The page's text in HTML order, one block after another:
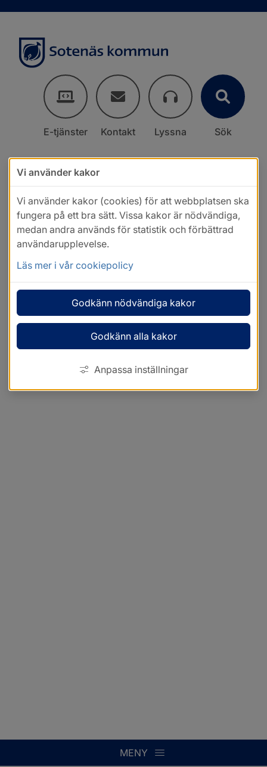
E-tjänster Kontakt Lyssna Sök
MENY
Vi använder kakor
Vi använder kakor (cookies) för att webbplatsen ska
fungera på ett bra sätt. Vissa kakor är nödvändiga,
medan andra används för statistik och förbättrad
användarupplevelse.
Läs mer i vår cookiepolicy
Godkänn nödvändiga kakor
Godkänn alla kakor
Anpassa inställningar